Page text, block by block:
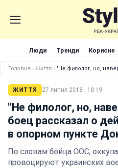
Люди Тренди Корисне
Головна › Життя › "Не филолог, но,
ЖИТТЯ 27 липня 2018 · 10:19
"Не филолог, но,
боец рассказал о
в опорном пункте
По словам бойца ООС,
провоцируют украинских